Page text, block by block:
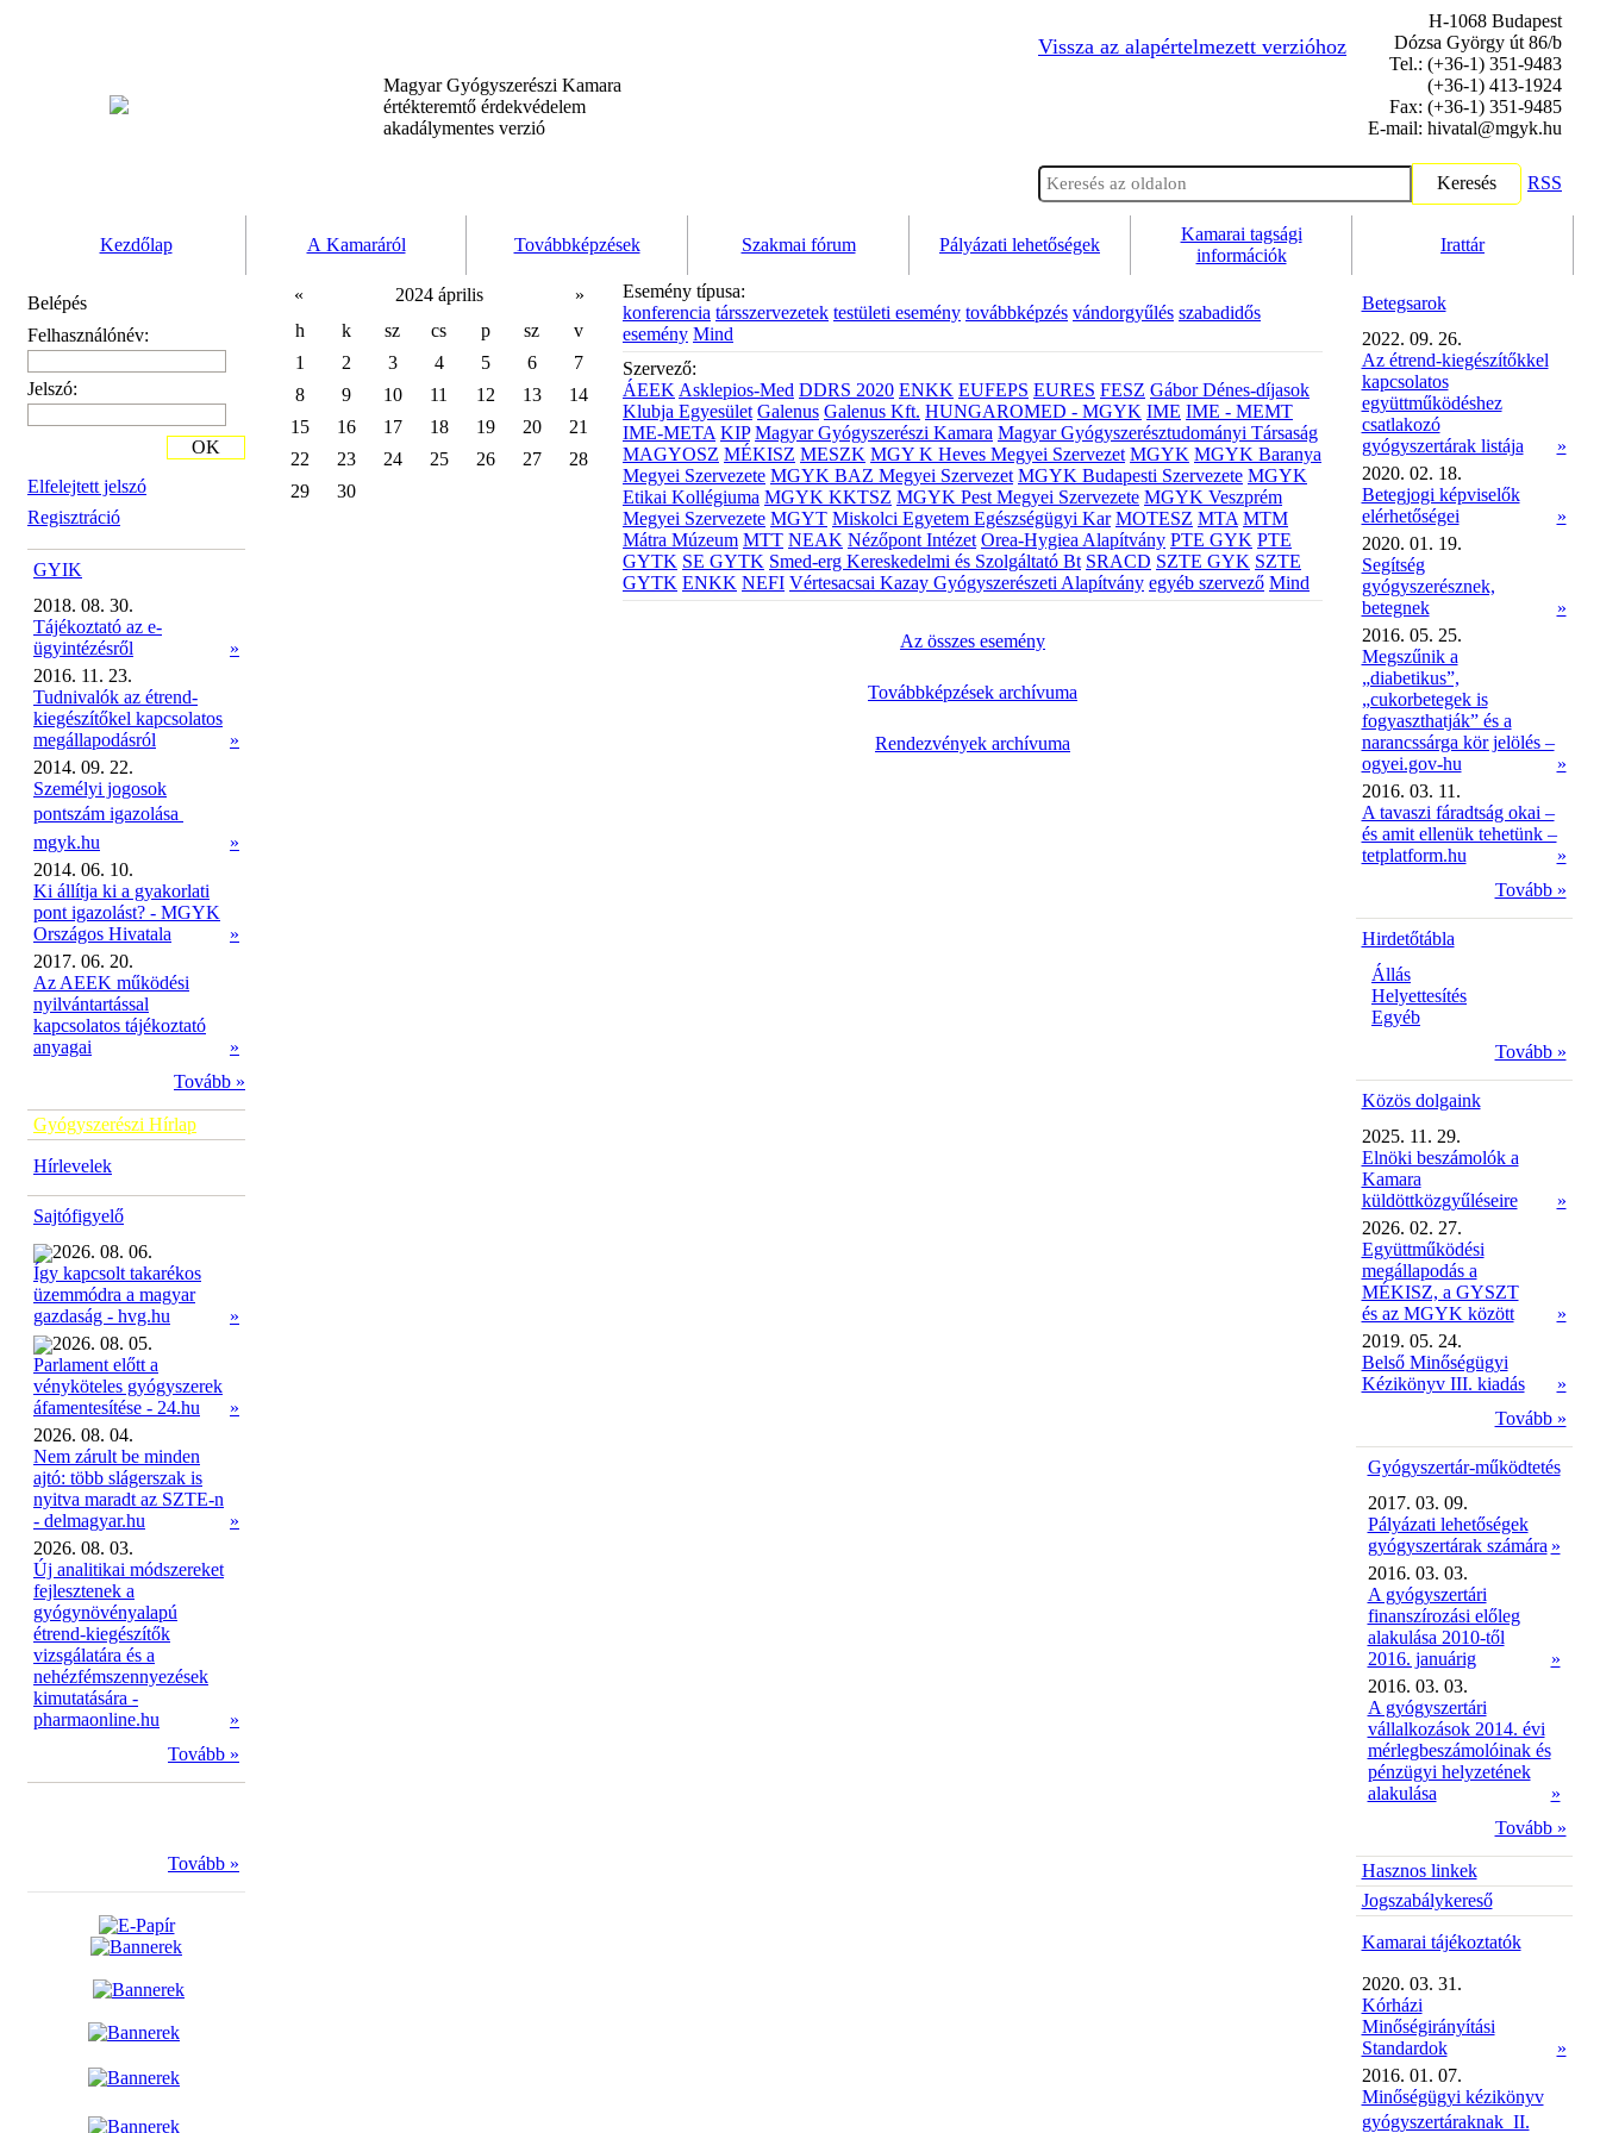
Magyar Gyógyszerészi Kamara
értékteremtő érdekvédelem
akadálymentes verzió
Vissza az alapértelmezett verzióhoz
H-1068 Budapest
Dózsa György út 86/b
Tel.: (+36-1) 351-9483
(+36-1) 413-1924
Fax: (+36-1) 351-9485
E-mail: hivatal@mgyk.hu
Keresés RSS
Kezdőlap A Kamaráról Továbbképzések Szakmai fórum Pályázati lehetőségek
Kamarai tagsági
információk
Irattár
Belépés
Felhasználónév:
Jelszó:
Elfelejtett jelszó
Regisztráció
OK
GYIK
2018. 08. 30.
Tájékoztató az e-
ügyintézésről
»
2016. 11. 23.
Tudnivalók az étrend-
kiegészítőkel kapcsolatos
megállapodásról
»
2014. 09. 22.
Személyi jogosok
pontszám igazolása 
mgyk.hu
»
2014. 06. 10.
Ki állítja ki a gyakorlati
pont igazolást? - MGYK
Országos Hivatala
»
2017. 06. 20.
Az AEEK működési
nyilvántartással
kapcsolatos tájékoztató
anyagai
»
Tovább »
Gyógyszerészi Hírlap
Hírlevelek
Sajtófigyelő
2026. 08. 06.
Így kapcsolt takarékos
üzemmódra a magyar
gazdaság - hvg.hu
»
2026. 08. 05.
Parlament előtt a
vényköteles gyógyszerek
áfamentesítése - 24.hu
»
2026. 08. 04.
Nem zárult be minden
ajtó: több slágerszak is
nyitva maradt az SZTE-n
- delmagyar.hu
»
2026. 08. 03.
Új analitikai módszereket
fejlesztenek a
gyógynövényalapú
étrend-kiegészítők
vizsgálatára és a
nehézfémszennyezések
kimutatására -
pharmaonline.hu
»
Tovább »
Tovább »
« 2024 április
»
h
k sz cs p sz
v
1
2 3 4 5 6
7
8
9 10 11 12 13
14
15
16 17 18 19 20
21
22
23 24 25 26 27
28
29
30
Esemény típusa:
konferencia társszervezetek testületi esemény továbbképzés vándorgyűlés szabadidős
esemény Mind
Szervező:
ÁEEK Asklepios-Med DDRS 2020 ENKK EUFEPS EURES FESZ Gábor Dénes-díjasok
Klubja Egyesület Galenus Galenus Kft. HUNGAROMED - MGYK IME IME - MEMT
IME-META KIP Magyar Gyógyszerészi Kamara Magyar Gyógyszerésztudományi Társaság
MAGYOSZ MÉKISZ MESZK MGY K Heves Megyei Szervezet MGYK MGYK Baranya
Megyei Szervezete MGYK BAZ Megyei Szervezet MGYK Budapesti Szervezete MGYK
Etikai Kollégiuma MGYK KKTSZ MGYK Pest Megyei Szervezete MGYK Veszprém
Megyei Szervezete MGYT Miskolci Egyetem Egészségügyi Kar MOTESZ MTA MTM
Mátra Múzeum MTT NEAK Nézőpont Intézet Orea-Hygiea Alapítvány PTE GYK PTE
GYTK SE GYTK Smed-erg Kereskedelmi és Szolgáltató Bt SRACD SZTE GYK SZTE
GYTK ENKK NEFI Vértesacsai Kazay Gyógyszerészeti Alapítvány egyéb szervező Mind
Az összes esemény
Továbbképzések archívuma
Rendezvények archívuma
Betegsarok
2022. 09. 26.
Az étrend-kiegészítőkkel
kapcsolatos
együttműködéshez
csatlakozó
gyógyszertárak listája
»
2020. 02. 18.
Betegjogi képviselők
elérhetőségei
»
2020. 01. 19.
Segítség
gyógyszerésznek,
betegnek
»
2016. 05. 25.
Megszűnik a
„diabetikus”,
„cukorbetegek is
fogyaszthatják” és a
narancssárga kör jelölés –
ogyei.gov-hu
»
2016. 03. 11.
A tavaszi fáradtság okai –
és amit ellenük tehetünk –
tetplatform.hu
»
Tovább »
Hirdetőtábla
Állás
Helyettesítés
Egyéb
Tovább »
Közös dolgaink
2025. 11. 29.
Elnöki beszámolók a
Kamara
küldöttközgyűléseire
»
2026. 02. 27.
Együttműködési
megállapodás a
MÉKISZ, a GYSZT
és az MGYK között
»
2019. 05. 24.
Belső Minőségügyi
Kézikönyv III. kiadás
»
Tovább »
Gyógyszertár-működtetés
2017. 03. 09.
Pályázati lehetőségek
gyógyszertárak számára »
2016. 03. 03.
A gyógyszertári
finanszírozási előleg
alakulása 2010-től
2016. januárig
»
2016. 03. 03.
A gyógyszertári
vállalkozások 2014. évi
mérlegbeszámolóinak és
pénzügyi helyzetének
alakulása
»
Tovább »
Hasznos linkek
Jogszabálykereső
Kamarai tájékoztatók
2020. 03. 31.
Kórházi
Minőségirányítási
Standardok
»
2016. 01. 07.
Minőségügyi kézikönyv
gyógyszertáraknak  II.